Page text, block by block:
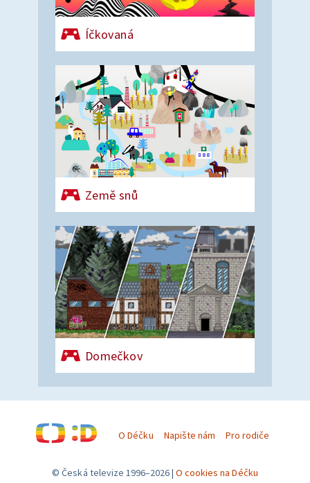
Íčkovaná
Země snů
Domečkov
O Déčku Napište nám Pro rodiče
© Česká televize 1996–2026 O cookies na Déčku